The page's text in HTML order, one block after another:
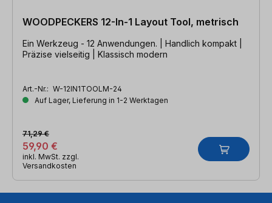
WOODPECKERS 12-In-1 Layout Tool, metrisch
Ein Werkzeug - 12 Anwendungen. | Handlich kompakt |
Präzise vielseitig | Klassisch modern
Art.-Nr.: W-12IN1TOOLM-24
Auf Lager, Lieferung in 1-2 Werktagen
59,90 €
71,29 €
inkl. MwSt. zzgl.
Versandkosten